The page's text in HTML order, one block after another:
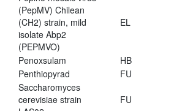
(PepMV) Chilean
(CH2) strain, mild
isolate Abp2
(PEPMVO)
EL
Penoxsulam HB
Penthiopyrad
FU
Saccharomyces
cerevisiae strain
FU